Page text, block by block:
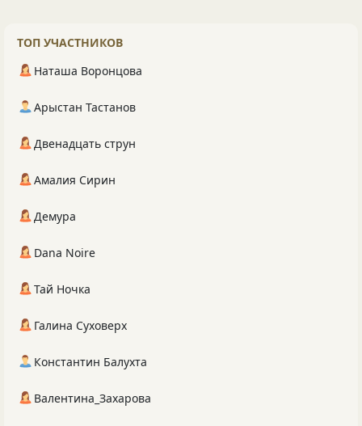
ТОП УЧАСТНИКОВ
Наташа Воронцова
Арыстан Тастанов
Двенадцать струн
Амалия Сирин
Демура
Dana Noire
Тай Ночка
Галина Суховерх
Константин Балухта
Валентина_Захарова